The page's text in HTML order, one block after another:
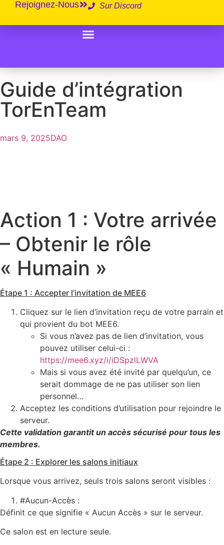
Rejoignez-Nous Sur Discord
Guide d’intégration
TorEnTeam
mars 9, 2025DAO
Action 1 : Votre arrivée
– Obtenir le rôle
« Humain »
Étape 1 : Accepter l’invitation de MEE6
Cliquez sur le lien d’invitation reçu de votre parrain et
qui provient du bot MEE6.
Si vous n’avez pas de lien d’invitation, vous
pouvez utiliser celui-ci :
https://mee6.xyz/i/iDSpzlLWVA
Mais si vous avez été invité par quelqu’un, ce
serait dommage de ne pas utiliser son lien
personnel…
Acceptez les conditions d’utilisation pour rejoindre le
serveur.
Cette validation garantit un accès sécurisé pour tous les
membres.
Étape 2 : Explorer les salons initiaux
Lorsque vous arrivez, seuls trois salons seront visibles :
#Aucun-Accès :
Définit ce que signifie « Aucun Accès » sur le serveur.
Ce salon est en lecture seule.